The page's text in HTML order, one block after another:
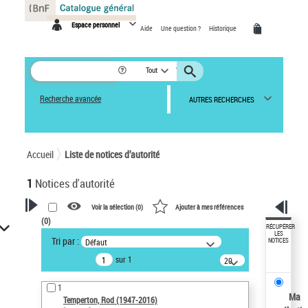
Espace personnel Aide Une question ? Historique
Tout
Recherche avancée AUTRES RECHERCHES
Accueil Liste de notices d’autorité
1 Notices d'autorité
VOTRE RECHERCHE
Recherche avancée dans les
notices d’autorité
Œuvres liées à l'auteur :
Temperton, Rod (1947-2016)
Voir la sélection (0) Ajouter à mes références
(0)
Tri par : Défaut
sur 1
20
résultats/page
1
Temperton, Rod (1947-2016)
RÉCUPÉRER
LES
NOTICES
Ma
Panneau de gestion des cookies